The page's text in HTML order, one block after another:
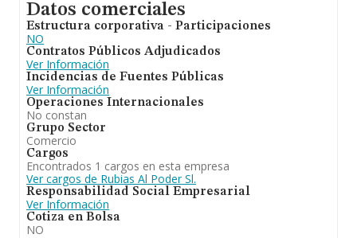
Datos comerciales
Estructura corporativa - Participaciones
NO
Contratos Públicos Adjudicados
Ver Información
Incidencias de Fuentes Públicas
Ver Información
Operaciones Internacionales
No constan
Grupo Sector
Comercio
Cargos
Encontrados 1 cargos en esta empresa
Ver cargos de Rubias Al Poder Sl.
Responsabilidad Social Empresarial
Ver Información
Cotiza en Bolsa
NO